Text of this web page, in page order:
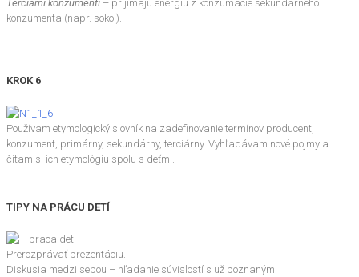
Terciárni konzumenti – prijímajú energiu z konzumácie sekundárneho
konzumenta (napr. sokol).
KROK 6
Používam etymologický slovník na zadefinovanie termínov producent,
konzument, primárny, sekundárny, terciárny. Vyhľadávam nové pojmy a
čítam si ich etymológiu spolu s deťmi.
TIPY NA PRÁCU DETÍ
Prerozprávať prezentáciu.
Diskusia medzi sebou – hľadanie súvislostí s už poznaným.